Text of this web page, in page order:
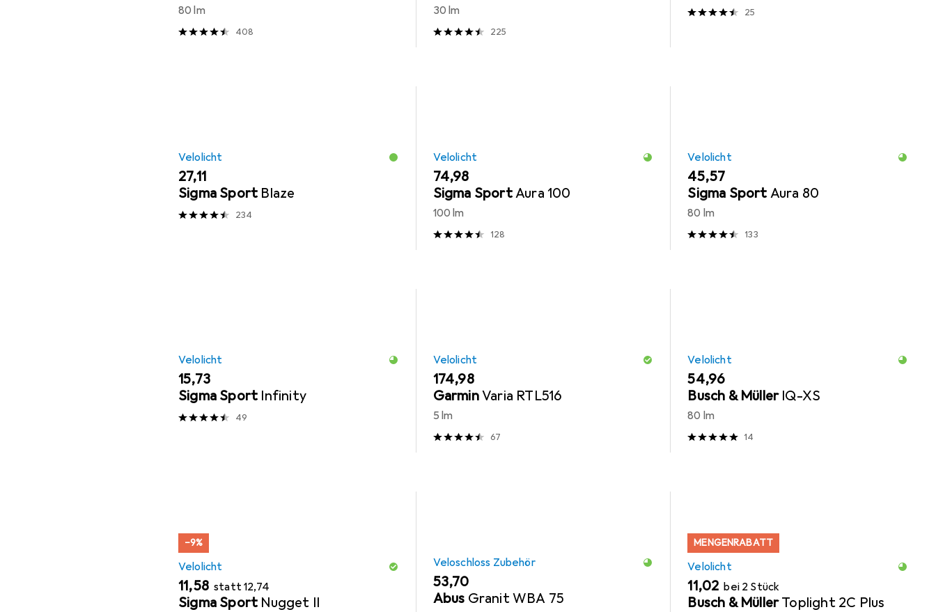
80 lm
408
30 lm
225
25
Velolicht
EUR
27,11
Sigma Sport Blaze
234
Velolicht
EUR
74,98
Sigma SportAura 100
100 lm
128
Velolicht
EUR
45,57
Sigma SportAura 80
80 lm
133
Velolicht
EUR
15,73
Sigma Sport Infinity
49
Velolicht
EUR
174,98
GarminVaria RTL516
5 lm
67
Velolicht
EUR
54,96
Busch & Müller IQ-XS
80 lm
14
−9%
Velolicht
EUR
11,58 stattEUR
12,74
Sigma Sport Nugget II
Veloschloss Zubehör
EUR
53,70
Abus Granit WBA 75
MENGENRABATT
Velolicht
EUR
11,02 bei 2 Stück
Busch & MüllerToplight 2C Plus